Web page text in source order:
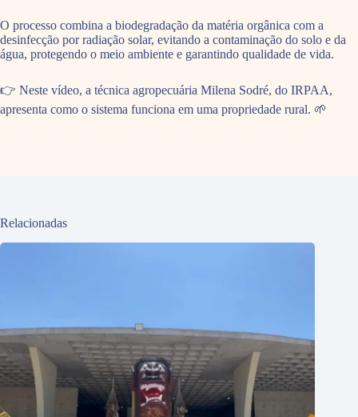
O processo combina a biodegradação da matéria orgânica com a
desinfecção por radiação solar, evitando a contaminação do solo e da
água, protegendo o meio ambiente e garantindo qualidade de vida.
👉 Neste vídeo, a técnica agropecuária Milena Sodré, do IRPAA,
apresenta como o sistema funciona em uma propriedade rural. 🌱
Relacionadas